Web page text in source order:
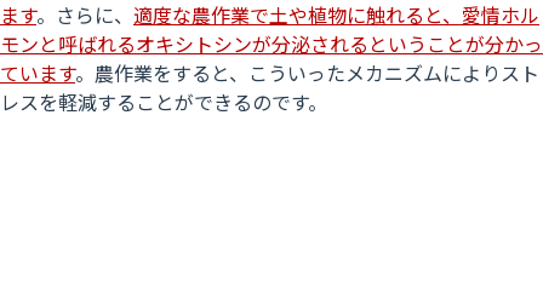
ます。さらに、 適度な農作業で土や植物に触れると、愛情ホル
モンと呼ばれるオキシトシンが分泌されるということが分かっ
ています。農作業をすると、こういったメカニズムによりスト
レスを軽減することができるのです。